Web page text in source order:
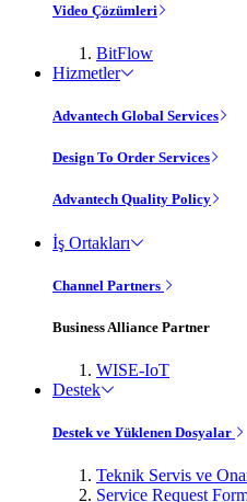
Video Çözümleri
BitFlow
Hizmetler
Advantech Global Services
Design To Order Services
Advantech Quality Policy
İş Ortakları
Channel Partners
Business Alliance Partner
WISE-IoT
Destek
Destek ve Yüklenen Dosyalar
Teknik Servis ve
Service Request